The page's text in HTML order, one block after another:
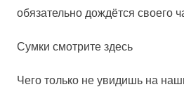
обязательно дождётся своего
Сумки смотрите здесь
Чего только не увидишь на